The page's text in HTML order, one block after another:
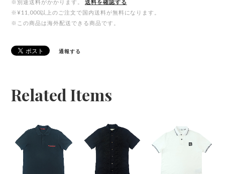
※別途送料がかかります。
送料を確認する
※¥11,000以上のご注文で国内送料が無料になります。
※この商品は海外配送できる商品です。
通報する
Related Items